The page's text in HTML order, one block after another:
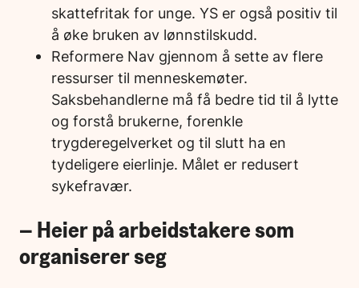
skattefritak for unge. YS er også positiv til
å øke bruken av lønnstilskudd.
Reformere Nav gjennom å sette av flere
ressurser til menneskemøter.
Saksbehandlerne må få bedre tid til å lytte
og forstå brukerne, forenkle
trygderegelverket og til slutt ha en
tydeligere eierlinje. Målet er redusert
sykefravær.
– Heier på arbeidstakere som
organiserer seg